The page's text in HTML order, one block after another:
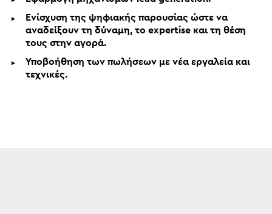
Ενίσχυση της ψηφιακής παρουσίας ώστε να
αναδείξουν τη δύναμη, το expertise και τη θέση
τους στην αγορά.
Υποβοήθηση των πωλήσεων με νέα εργαλεία και
τεχνικές.